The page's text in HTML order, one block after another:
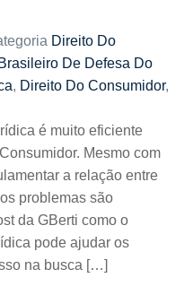
Direito Do
De Defesa Do
, Direito Do Consumidor,
é muito eficiente
Mesmo com
a relação entre
problemas são
da GBerti como o
pode ajudar os
na busca […]